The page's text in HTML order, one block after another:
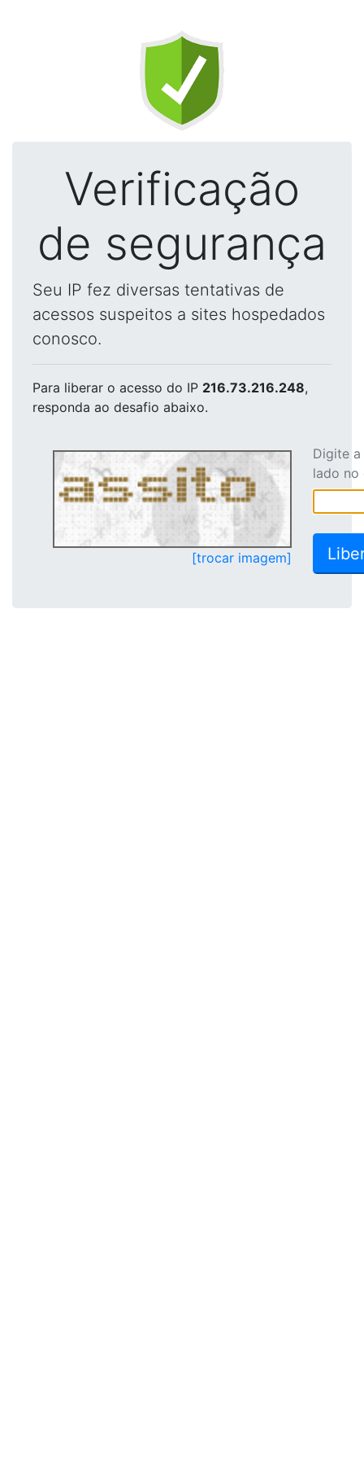
Verificação
de segurança
Seu IP fez diversas tentativas de
acessos suspeitos a sites hospedados
conosco.
Para liberar o acesso do IP 216.73.216.248,
responda ao desafio abaixo.
[trocar imagem]
Digite
lado no